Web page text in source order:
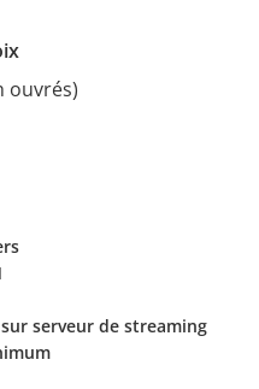
ouvrés)
serveur de streaming